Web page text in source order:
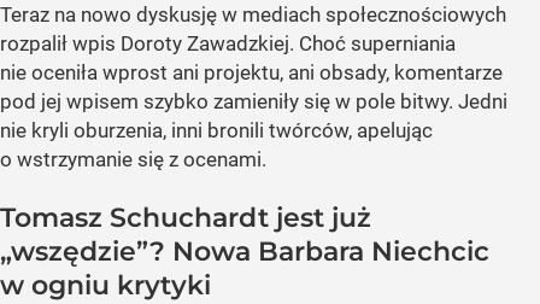
Teraz na nowo dyskusję w mediach społecznościowych
rozpalił wpis Doroty Zawadzkiej. Choć superniania
nie oceniła wprost ani projektu, ani obsady, komentarze
pod jej wpisem szybko zamieniły się w pole bitwy. Jedni
nie kryli oburzenia, inni bronili twórców, apelując
o wstrzymanie się z ocenami.
Tomasz Schuchardt jest już
„wszędzie”? Nowa Barbara Niechcic
w ogniu krytyki